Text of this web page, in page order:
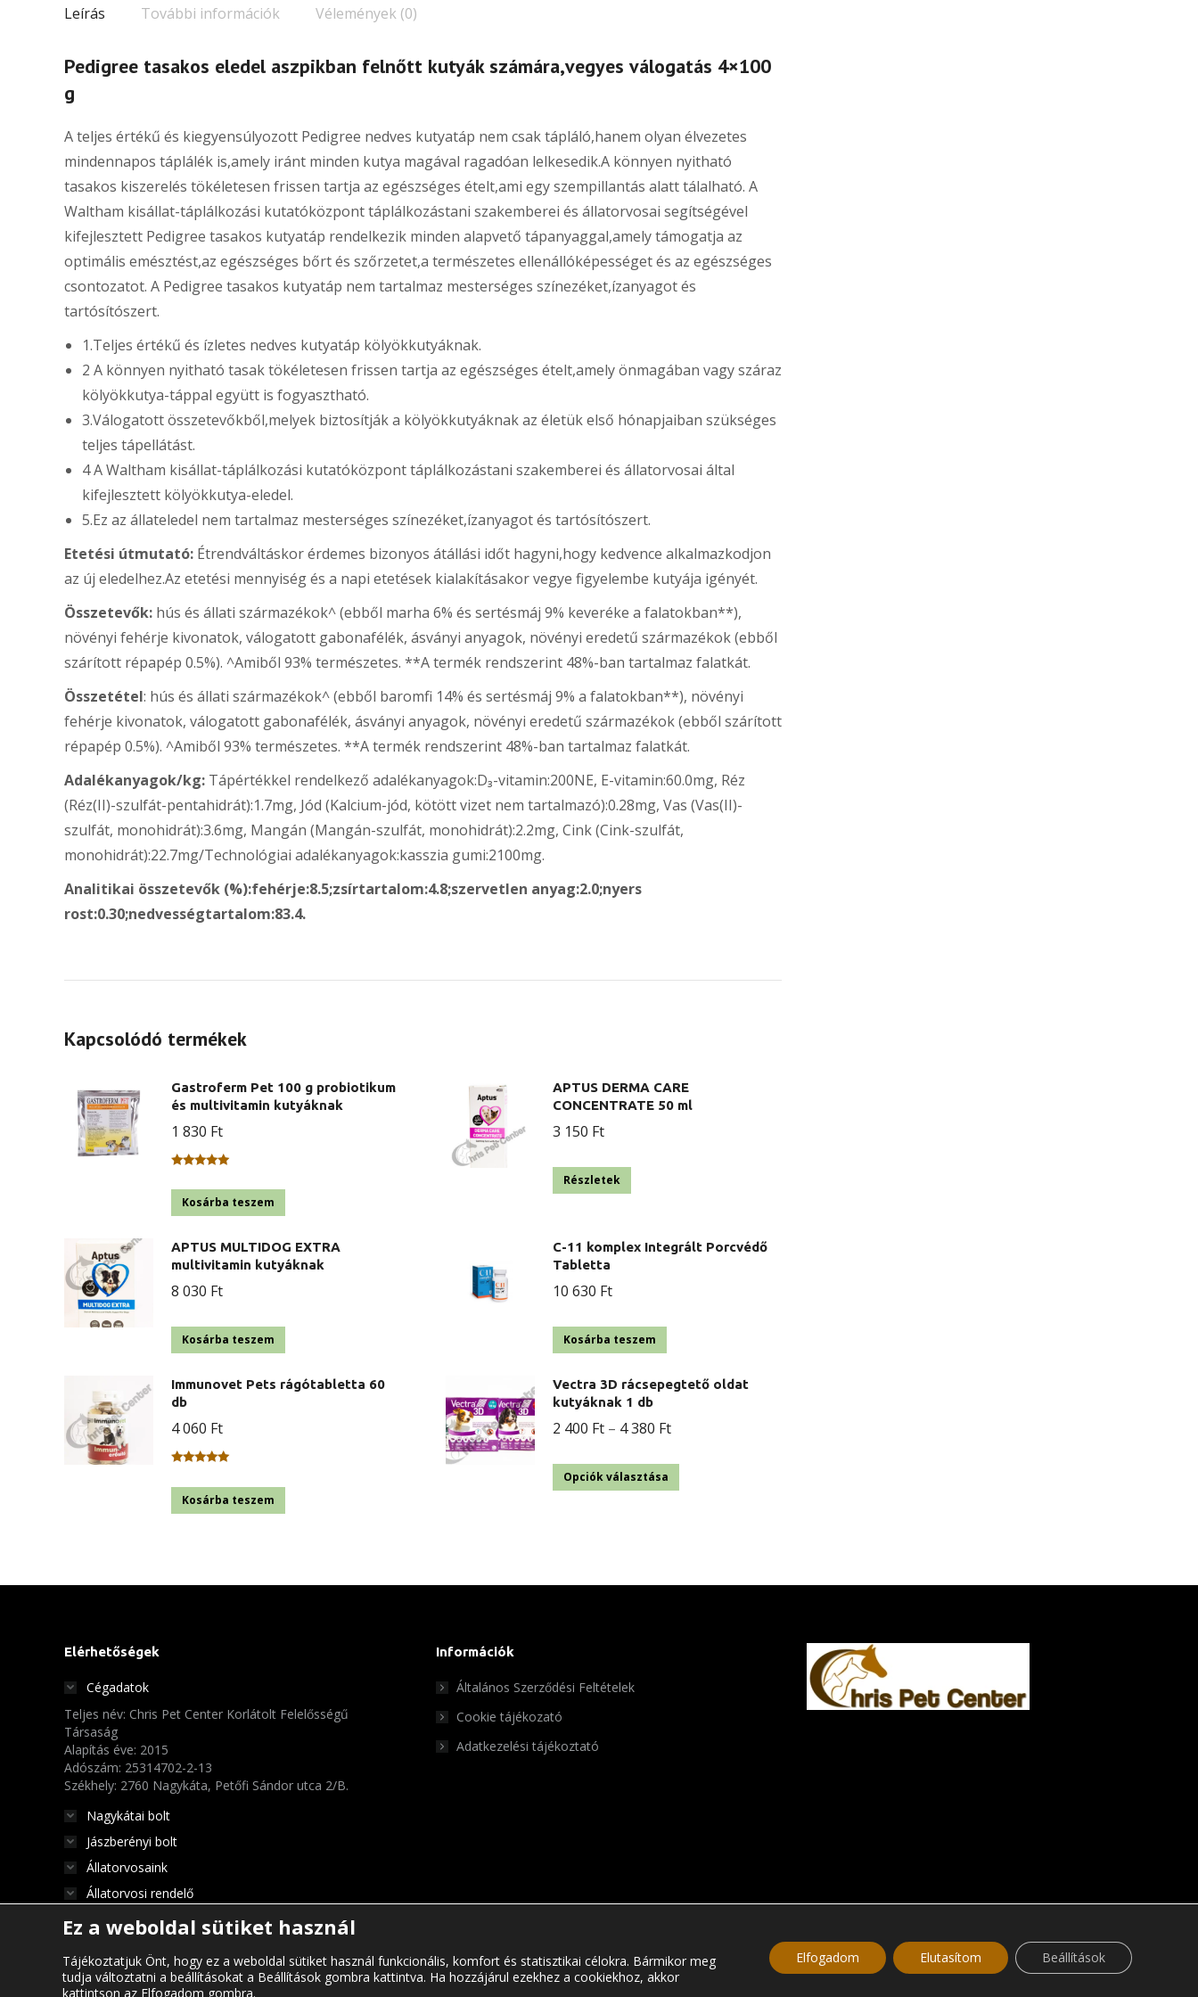
Leírás További információk Vélemények (0)
Pedigree tasakos eledel aszpikban felnőtt kutyák számára,vegyes válogatás 4×100
g
A teljes értékű és kiegyensúlyozott Pedigree nedves kutyatáp nem csak tápláló,hanem olyan élvezetes
mindennapos táplálék is,amely iránt minden kutya magával ragadóan lelkesedik.A könnyen nyitható
tasakos kiszerelés tökéletesen frissen tartja az egészséges ételt,ami egy szempillantás alatt tálalható. A
Waltham kisállat-táplálkozási kutatóközpont táplálkozástani szakemberei és állatorvosai segítségével
kifejlesztett Pedigree tasakos kutyatáp rendelkezik minden alapvető tápanyaggal,amely támogatja az
optimális emésztést,az egészséges bőrt és szőrzetet,a természetes ellenállóképességet és az egészséges
csontozatot. A Pedigree tasakos kutyatáp nem tartalmaz mesterséges színezéket,ízanyagot és
tartósítószert.
1.Teljes értékű és ízletes nedves kutyatáp kölyökkutyáknak.
2 A könnyen nyitható tasak tökéletesen frissen tartja az egészséges ételt,amely önmagában vagy száraz
kölyökkutya-táppal együtt is fogyasztható.
3.Válogatott összetevőkből,melyek biztosítják a kölyökkutyáknak az életük első hónapjaiban szükséges
teljes tápellátást.
4 A Waltham kisállat-táplálkozási kutatóközpont táplálkozástani szakemberei és állatorvosai által
kifejlesztett kölyökkutya-eledel.
5.Ez az állateledel nem tartalmaz mesterséges színezéket,ízanyagot és tartósítószert.
Etetési útmutató: Étrendváltáskor érdemes bizonyos átállási időt hagyni,hogy kedvence alkalmazkodjon
az új eledelhez.Az etetési mennyiség és a napi etetések kialakításakor vegye figyelembe kutyája igényét.
Összetevők: hús és állati származékok^ (ebből marha 6% és sertésmáj 9% keveréke a falatokban**),
növényi fehérje kivonatok, válogatott gabonafélék, ásványi anyagok, növényi eredetű származékok (ebből
szárított répapép 0.5%). ^Amiből 93% természetes. **A termék rendszerint 48%-ban tartalmaz falatkát.
Összetétel: hús és állati származékok^ (ebből baromfi 14% és sertésmáj 9% a falatokban**), növényi
fehérje kivonatok, válogatott gabonafélék, ásványi anyagok, növényi eredetű származékok (ebből szárított
répapép 0.5%). ^Amiből 93% természetes. **A termék rendszerint 48%-ban tartalmaz falatkát.
Adalékanyagok/kg: Tápértékkel rendelkező adalékanyagok:D₃-vitamin:200NE, E-vitamin:60.0mg, Réz
(Réz(II)-szulfát-pentahidrát):1.7mg, Jód (Kalcium-jód, kötött vizet nem tartalmazó):0.28mg, Vas (Vas(II)-
szulfát, monohidrát):3.6mg, Mangán (Mangán-szulfát, monohidrát):2.2mg, Cink (Cink-szulfát,
monohidrát):22.7mg/Technológiai adalékanyagok:kasszia gumi:2100mg.
Analitikai összetevők (%):fehérje:8.5;zsírtartalom:4.8;szervetlen anyag:2.0;nyers
rost:0.30;nedvességtartalom:83.4.
Kapcsolódó termékek
Gastroferm Pet 100 g probiotikum
és multivitamin kutyáknak
1 830 Ft
5.00/ 5
Kosárba teszem
APTUS DERMA CARE
CONCENTRATE 50 ml
3 150 Ft
Részletek
APTUS MULTIDOG EXTRA
multivitamin kutyáknak
8 030 Ft
Kosárba teszem
C-11 komplex Integrált Porcvédő
Tabletta
10 630 Ft
Kosárba teszem
Immunovet Pets rágótabletta 60
db
4 060 Ft
5.00/ 5
Kosárba teszem
Vectra 3D rácsepegtető oldat
kutyáknak 1 db
2 400 Ft – 4 380 FtÁrtartomány:
Opciók választása
Elérhetőségek
Cégadatok
Teljes név: Chris Pet Center Korlátolt Felelősségű
Társaság
Alapítás éve: 2015
Adószám: 25314702-2-13
Székhely: 2760 Nagykáta, Petőfi Sándor utca 2/B.
Nagykátai bolt
Jászberényi bolt
Állatorvosaink
Állatorvosi rendelő
Információk
Általános Szerződési Feltételek
Cookie tájékozató
Adatkezelési tájékoztató
© Chris Pet Center 2023
Ez a weboldal sütiket használ
Tájékoztatjuk Önt, hogy ez a weboldal sütiket használ funkcionális, komfort és statisztikai célokra. Bármikor meg
tudja változtatni a beállításokat a Beállítások gombra kattintva. Ha hozzájárul ezekhez a cookiekhoz, akkor
kattintson az Elfogadom gombra.
Elfogadom Elutasítom Beállítások